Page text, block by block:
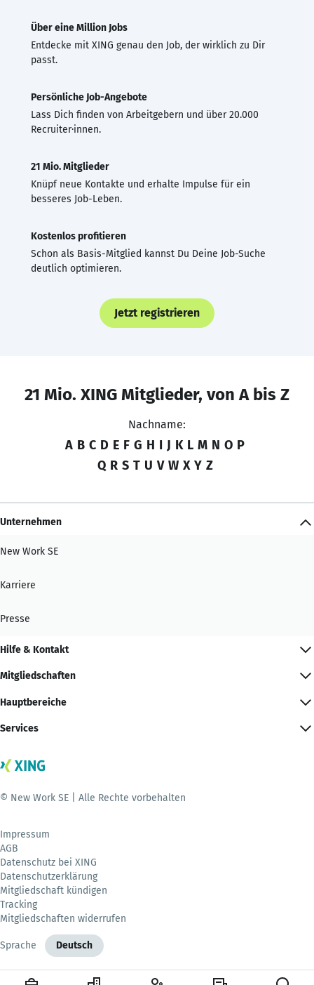
Über eine Million Jobs
Entdecke mit XING genau den Job, der wirklich zu Dir
passt.
Persönliche Job-Angebote
Lass Dich finden von Arbeitgebern und über 20.000
Recruiter·innen.
21 Mio. Mitglieder
Knüpf neue Kontakte und erhalte Impulse für ein
besseres Job-Leben.
Kostenlos profitieren
Schon als Basis-Mitglied kannst Du Deine Job-Suche
deutlich optimieren.
Jetzt registrieren
21 Mio. XING Mitglieder, von A bis Z
Nachname:
A B C D E F G H I J K L M N O P
Q R S T U V W X Y Z
Unternehmen
New Work SE
Karriere
Presse
Hilfe & Kontakt
Mitgliedschaften
Hauptbereiche
Services
© New Work SE | Alle Rechte vorbehalten
Impressum
AGB
Datenschutz bei XING
Datenschutzerklärung
Mitgliedschaft kündigen
Tracking
Mitgliedschaften widerrufen
Sprache Deutsch